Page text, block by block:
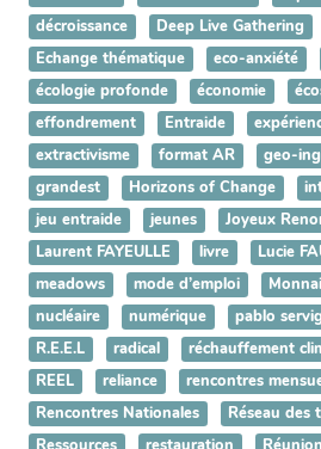
décroissance
Deep Live Gathering
Echange thématique
eco-anxiété
écologie profonde
économie
effondrement
Entraide
extractivisme
format AR geo-
grandest
Horizons of Change
jeu entraide
jeunes
Joyeux
Laurent FAYEULLE
livre Lucie
meadows
mode d’emploi
nucléaire
numérique pablo
R.E.E.L
radical réchauffement
REEL
reliance
rencontres
Rencontres Nationales
Réseau des